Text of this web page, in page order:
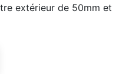
extérieur de 50mm et